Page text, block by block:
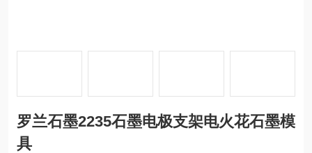
罗兰石墨2235石墨电极支架电火花石墨模
具